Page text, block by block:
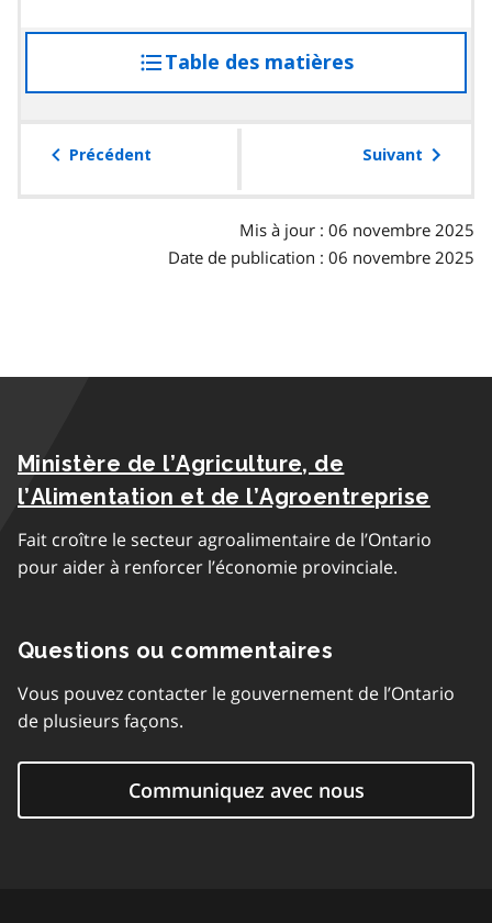
Table des matières
à
table
Précédent Suivant
Mis à jour : 06 novembre 2025
Date de publication : 06 novembre 2025
Ministère de l’Agriculture, de
l’Alimentation et de l’Agroentreprise
Fait croître le secteur agroalimentaire de l’Ontario
pour aider à renforcer l’économie provinciale.
Questions ou commentaires
Vous pouvez contacter le gouvernement de l’Ontario
de plusieurs façons.
Communiquez avec nous